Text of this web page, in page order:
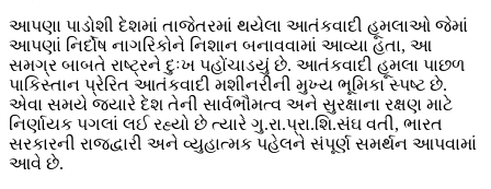
આપણા પાડોશી દેશમાં તાજેતરમાં થયેલા આતંકવાદી હૂમલાઓ જેમાં
આપણાં નિર્દોષ નાગરિકોને નિશાન બનાવવામાં આવ્યા હતા, આ
સમગ્ર બાબતે રાષ્ટ્રને દુઃખ પહોંચાડયું છે. આતંકવાદી હૂમલા પાછળ
પાકિસ્તાન પ્રેરિત આતંકવાદી મશીનરીની મુખ્ય ભૂમિકા સ્પષ્ટ છે.
એવા સમયે જયારે દેશ તેની સાર્વભૌમત્વ અને સુરક્ષાના રક્ષણ માટે
નિર્ણાયક પગલાં લઈ રહ્યો છે ત્યારે ગુ.રા.પ્રા.શિ.સંઘ વતી, ભારત
સરકારની રાજદ્વારી અને વ્યુહાત્મક પહેલને સંપૂર્ણ સમર્થન આપવામાં
આવે છે.